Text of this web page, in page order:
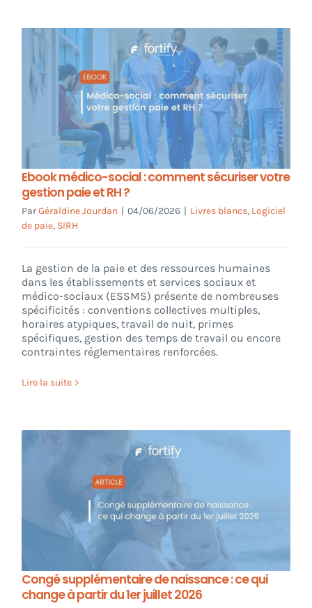
Ebook médico-social : comment sécuriser votre
gestion paie et RH ?
ParGéraldine Jourdan | 04/06/2026 | Livres blancs, Logiciel
de paie, SIRH
La gestion de la paie et des ressources humaines
dans les établissements et services sociaux et
médico-sociaux (ESSMS) présente de nombreuses
spécificités : conventions collectives multiples,
horaires atypiques, travail de nuit, primes
spécifiques, gestion des temps de travail ou encore
contraintes réglementaires renforcées.
Lire la suite
Congé supplémentaire de naissance : ce qui
change à partir du 1er juillet 2026